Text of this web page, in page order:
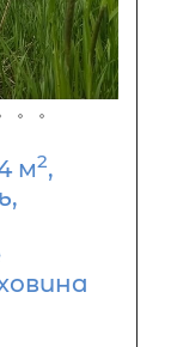
м2,